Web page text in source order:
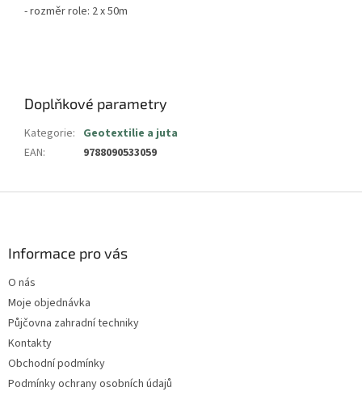
- rozměr role: 2 x 50m
Doplňkové parametry
Kategorie: Geotextilie a juta
EAN: 9788090533059
Informace pro vás
O nás
Moje objednávka
Půjčovna zahradní techniky
Kontakty
Obchodní podmínky
Podmínky ochrany osobních údajů